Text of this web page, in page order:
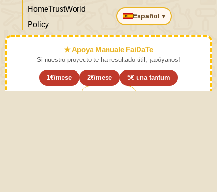
HomeTrustWorld
Policy
Español ▾
★ Apoya Manuale FaiDaTe
Si nuestro proyecto te ha resultado útil, ¡apóyanos!
1€/mese 2€/mese 5€ una tantum